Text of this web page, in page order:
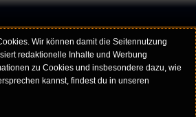
Wir können damit die Seitennutzung
redaktionelle Inhalte und Werbung
zu Cookies und insbesondere dazu, wie
kannst, findest du in unseren